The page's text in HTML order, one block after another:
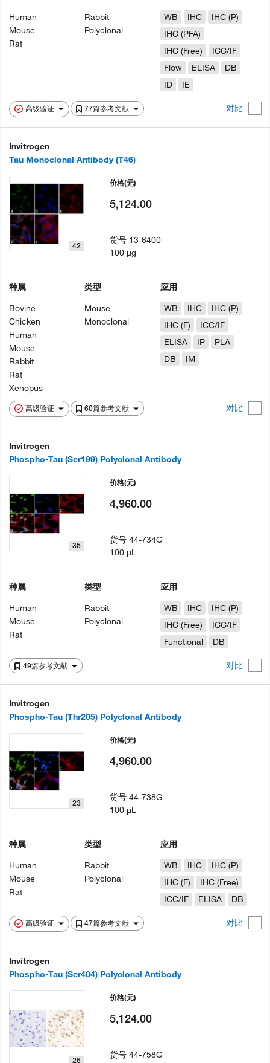
高级验证 77篇参考文献 对比
Human
Mouse
Rat
Rabbit
Polyclonal
WB
IHC
IHC (P)
IHC (PFA)
IHC (Free)
ICC/IF
Flow
ELISA
DB
ID
IE
Invitrogen
Tau Monoclonal Antibody (T46)
高级验证 60篇参考文献 对比
42
种属
Bovine
Chicken
Human
Mouse
Rabbit
Rat
Xenopus
类型
Mouse
Monoclonal
应用
WB
IHC
IHC (P)
IHC (F)
ICC/IF
ELISA
IP
PLA
DB
IM
价格(元)
5,124.00
货号 13-6400
100 µg
Invitrogen
Phospho-Tau (Ser199) Polyclonal Antibody
49篇参考文献 对比
35
种属
Human
Mouse
Rat
类型
Rabbit
Polyclonal
应用
WB
IHC
IHC (P)
IHC (Free)
ICC/IF
Functional
DB
价格(元)
4,960.00
货号44-734G
100 µL
Invitrogen
Phospho-Tau (Thr205) Polyclonal Antibody
高级验证 47篇参考文献 对比
23
种属
Human
Mouse
Rat
类型
Rabbit
Polyclonal
应用
WB
IHC
IHC (P)
IHC (F)
IHC (Free)
ICC/IF
ELISA DB
价格(元)
4,960.00
货号44-738G
100 µL
Invitrogen
Phospho-Tau (Ser404) Polyclonal Antibody
26
价格(元)
5,124.00
货号44-758G